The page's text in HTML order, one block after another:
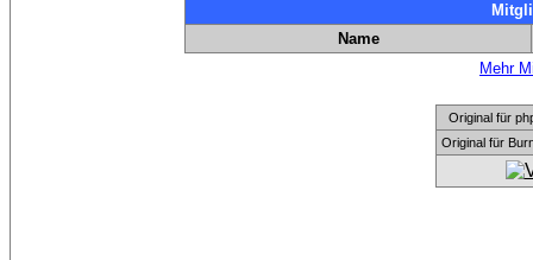
Name
Mehr
Original für
Original für